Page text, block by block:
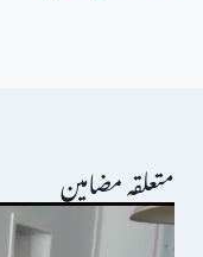
متعلقہ مضامین